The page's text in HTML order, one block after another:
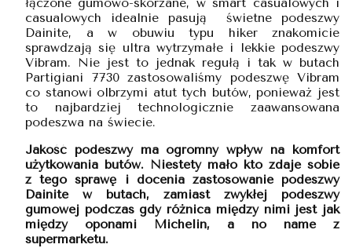
casualowych idealnie pasują świetne podeszwy
Dainite, a w obuwiu typu hiker znakomicie
sprawdzają się ultra wytrzymałe i lekkie podeszwy
Vibram. Nie jest to jednak regułą i tak w butach
Partigiani 7730 zastosowaliśmy podeszwę Vibram
co stanowi olbrzymi atut tych butów, ponieważ jest
to najbardziej technologicznie zaawansowana
podeszwa na świecie.
Jakość podeszwy ma ogromny wpływ na komfort
użytkowania butów. Niestety mało kto zdaje sobie
z tego sprawę i docenia zastosowanie podeszwy
Dainite w butach, zamiast zwykłej podeszwy
gumowej podczas gdy różnica między nimi jest jak
między oponami Michelin, a no name z
supermarketu.